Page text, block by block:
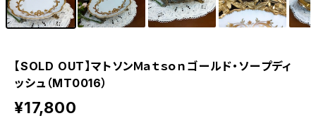
【SOLD OUT】マトソンＭａｔｓｏｎゴールド・ソープディ
ッシュ（MT0016）
¥17,800